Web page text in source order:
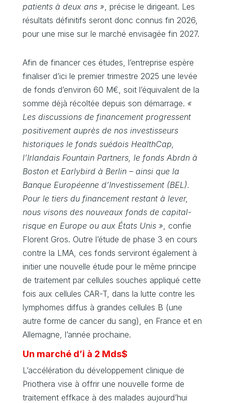
patients à deux ans » , précise le dirigeant. Les
résultats définitifs seront donc connus fin 2026,
pour une mise sur le marché envisagée fin 2027.
Afin de financer ces études, l’entreprise espère
finaliser d’ici le premier trimestre 2025 une levée
de fonds d’environ 60 M€, soit l’équivalent de la
somme déjà récoltée depuis son démarrage. «
Les discussions de financement progressent
positivement auprès de nos investisseurs
historiques le fonds suédois HealthCap,
l’Irlandais Fountain Partners, le fonds Abrdn à
Boston et Earlybird à Berlin – ainsi que la
Banque Européenne d’Investissement (BEL).
Pour le tiers du financement restant à lever,
nous visons des nouveaux fonds de capital-
risque en Europe ou aux États Unis » , confie
Florent Gros. Outre l’étude de phase 3 en cours
contre la LMA, ces fonds serviront également à
initier une nouvelle étude pour le même principe
de traitement par cellules souches appliqué cette
fois aux cellules CAR-T, dans la lutte contre les
lymphomes diffus à grandes cellules B (une
autre forme de cancer du sang), en France et en
Allemagne, l’année prochaine.
Un marché d’i à 2 Mds$
L’accélération du développement clinique de
Priothera vise à offrir une nouvelle forme de
traitement effkace à des malades aujourd’hui